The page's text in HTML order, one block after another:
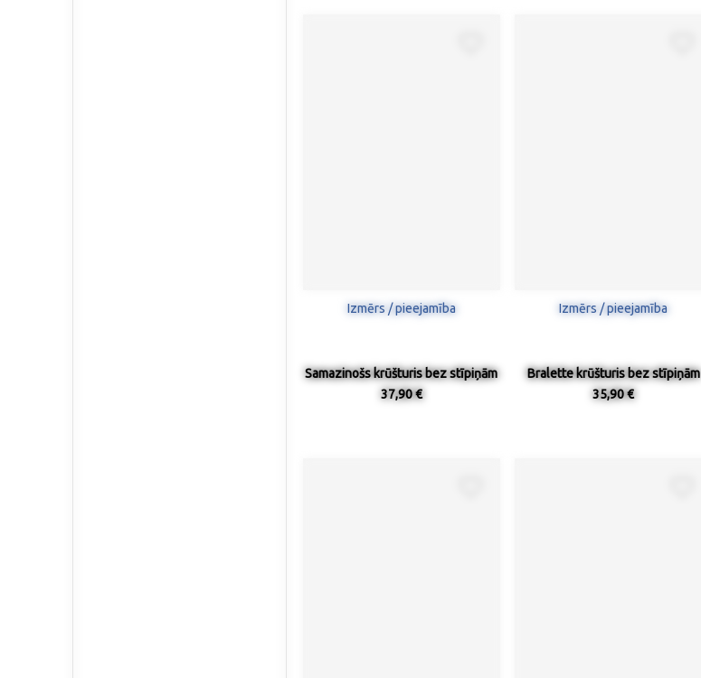
Izmērs / pieejamība
Samazinošs krūšturis bez stīpiņām
37,90 €
Izmērs / pieejamība
Bralette krūšturis bez stīpiņām
35,90 €